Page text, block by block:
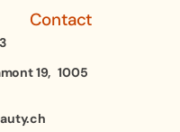
Contact
19, 1005